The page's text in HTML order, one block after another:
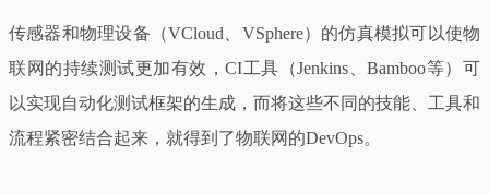
传感器和物理设备（VCloud、VSphere）的仿真模拟可以使物
联网的持续测试更加有效，CI工具（Jenkins、Bamboo等）可
以实现自动化测试框架的生成，而将这些不同的技能、工具和
流程紧密结合起来，就得到了物联网的DevOps。